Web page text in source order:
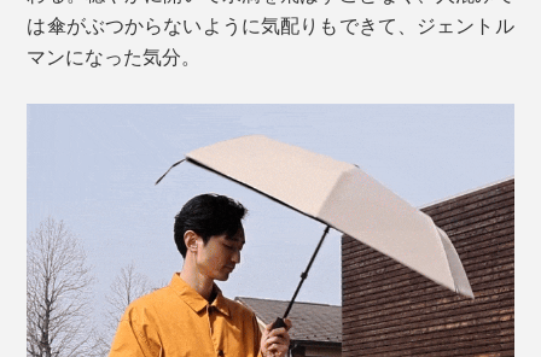
は傘がぶつからないように気配りもできて、ジェントル
マンになった気分。